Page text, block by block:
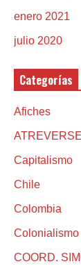
enero 2021
julio 2020
Categorías
Afiches
Capitalismo
Chile
Colombia
Colonialismo
COORD.